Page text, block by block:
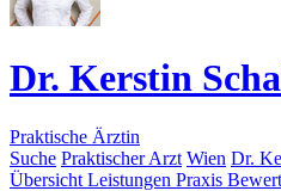
Dr. Kerstin
Praktische Ärztin
Suche Praktischer Arzt Wien Dr.
Übersicht Leistungen Praxis